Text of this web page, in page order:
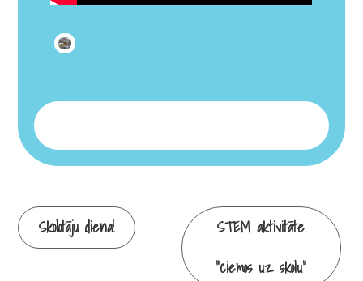
Continue
Skolotāju diena!
STEM aktivitāte
“ciemos uz skolu”